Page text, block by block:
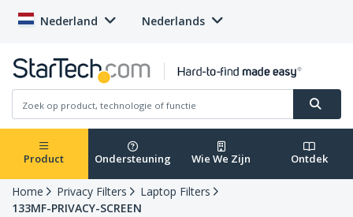
Nederland Nederlands
Product Ondersteuning Wie We Zijn Ontdek
Home Privacy Filters
Laptop Filters
133MF-PRIVACY-SCREEN